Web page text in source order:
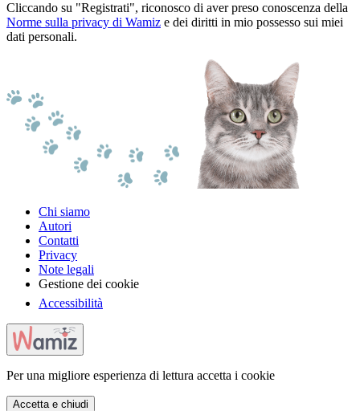
Cliccando su "Registrati", riconosco di aver preso conoscenza della
Norme sulla privacy di Wamiz e dei diritti in mio possesso sui miei
dati personali.
Chi siamo
Autori
Contatti
Privacy
Note legali
Gestione dei cookie
Accessibilità
Per una migliore esperienza di lettura accetta i cookie
Accetta e chiudi